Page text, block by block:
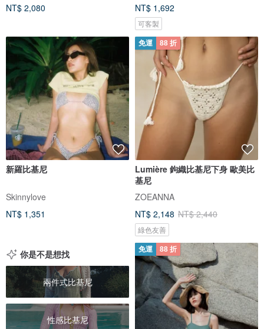
NT$ 2,080
NT$ 1,692
可客製
新羅比基尼
Skinnylove
NT$ 1,351
免運 88 折
Lumière 鉤織比基尼下身 歐美比
基尼
ZOEANNA
NT$ 2,148 NT$ 2,440
綠色友善
你是不是想找
兩件式比基尼
性感比基尼
免運 88 折